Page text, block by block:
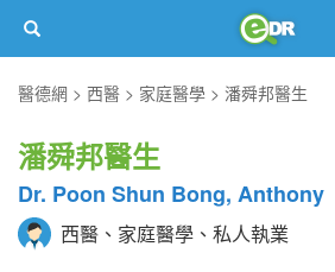
醫德網
西醫 家庭醫學 潘舜邦醫生
潘舜邦醫生
Dr. Poon Shun Bong, Anthony
西醫、家庭醫學、私人執業